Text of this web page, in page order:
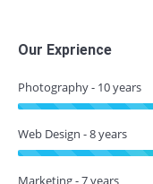
Our Exprience
Photography - 10 years
Web Design - 8 years
Marketing - 7 years